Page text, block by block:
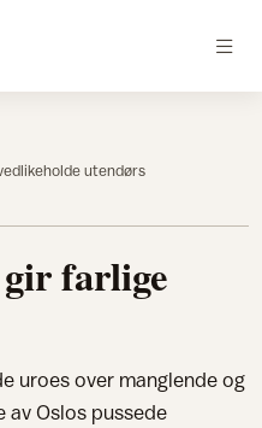
utendørs
farlige
uroes over manglende og
av Oslos pussede